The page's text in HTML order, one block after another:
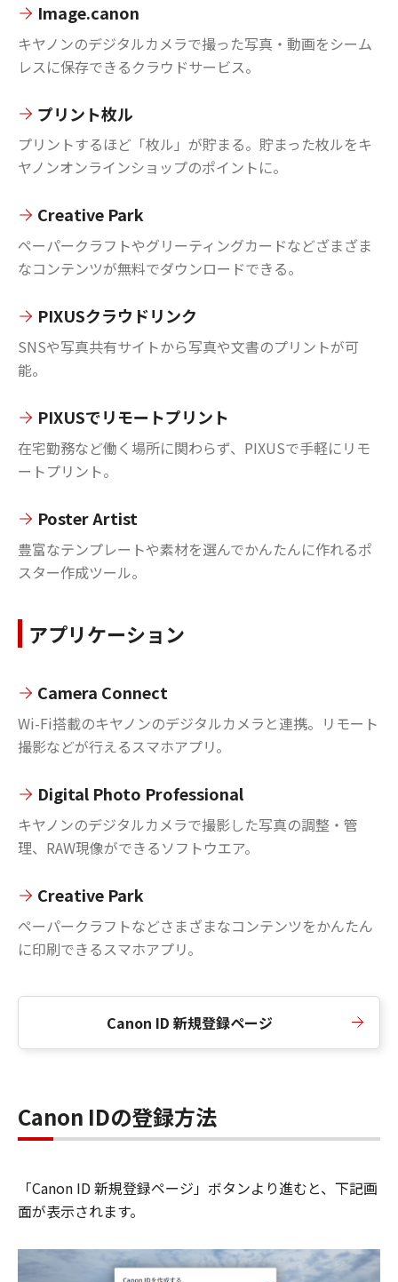
Image.canon
キヤノンのデジタルカメラで撮った写真・動画をシーム
レスに保存できるクラウドサービス。
プリント枚ル
プリントするほど「枚ル」が貯まる。貯まった枚ルをキ
ヤノンオンラインショップのポイントに。
Creative Park
ペーパークラフトやグリーティングカードなどざまざま
なコンテンツが無料でダウンロードできる。
PIXUSクラウドリンク
SNSや写真共有サイトから写真や文書のプリントが可
能。
PIXUSでリモートプリント
在宅勤務など働く場所に関わらず、PIXUSで手軽にリモ
ートプリント。
Poster Artist
豊富なテンプレートや素材を選んでかんたんに作れるポ
スター作成ツール。
アプリケーション
Camera Connect
Wi-Fi搭載のキヤノンのデジタルカメラと連携。リモート
撮影などが行えるスマホアプリ。
Digital Photo Professional
キヤノンのデジタルカメラで撮影した写真の調整・管
理、RAW現像ができるソフトウエア。
Creative Park
ペーパークラフトなどさまざまなコンテンツをかんたん
に印刷できるスマホアプリ。
Canon ID 新規登録ページ
Canon IDの登録方法
「Canon ID 新規登録ページ」ボタンより進むと、下記画
面が表示されます。